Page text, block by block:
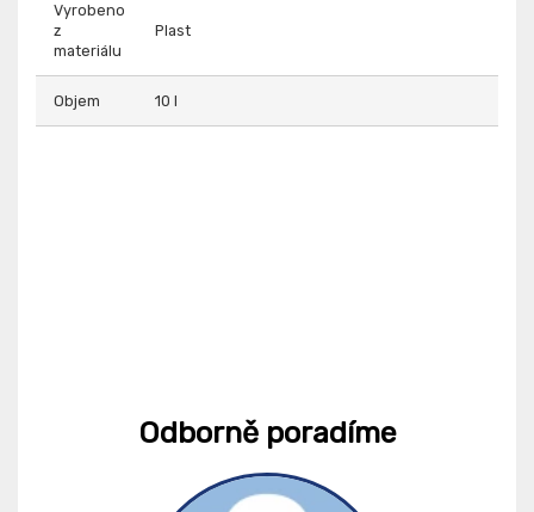
Vyrobeno
z
materiálu
Plast
Objem 10 l
Odborně poradíme